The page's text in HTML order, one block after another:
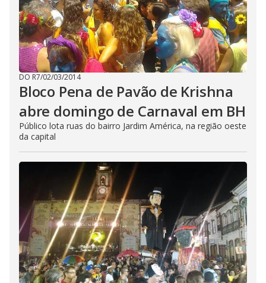
DO R7/02/03/2014
Bloco Pena de Pavão de Krishna
abre domingo de Carnaval em BH
Público lota ruas do bairro Jardim América, na região oeste
da capital